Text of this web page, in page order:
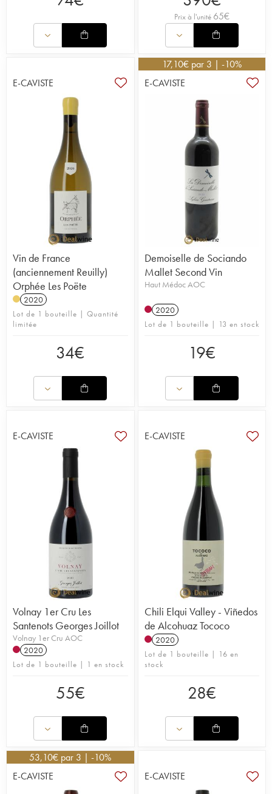
Prix à l'unité 65€
E-CAVISTE
Vin de France
(anciennement Reuilly)
Orphée Les Poëte
2020
Lot de 1 bouteille | Quantité
limitée
34€
17,10€ par 3 | -10%
E-CAVISTE
Demoiselle de Sociando
Mallet Second Vin
Haut Médoc AOC
2020
Lot de 1 bouteille | 13 en stock
19€
E-CAVISTE
Volnay 1er Cru Les
Santenots Georges Joillot
Volnay 1er Cru AOC
2020
Lot de 1 bouteille | 1 en stock
55€
E-CAVISTE
Chili Elqui Valley - Viñedos
de Alcohuaz Tococo
2020
Lot de 1 bouteille | 16 en
stock
28€
53,10€ par 3 | -10%
E-CAVISTE
E-CAVISTE